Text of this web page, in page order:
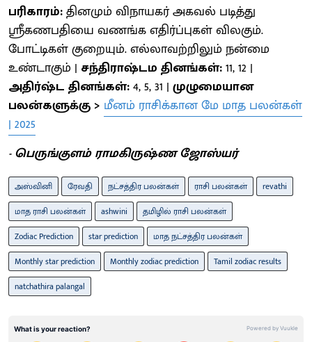
பரிகாரம்:தினமும் விநாயகர் அகவல் படித்து
ஸ்ரீகணபதியை வணங்க எதிர்ப்புகள் விலகும்.
போட்டிகள் குறையும். எல்லாவற்றிலும் நன்மை
உண்டாகும் | சந்திராஷ்டம தினங்கள்:11, 12 |
அதிர்ஷ்ட தினங்கள்:4, 5, 31 | முழுமையான
பலன்களுக்கு > மீனம் ராசிக்கான மே மாத பலன்கள்
| 2025
- பெருங்குளம் ராமகிருஷ்ண ஜோஸ்யர்
அஸ்வினி ரேவதி நட்சத்திர பலன்கள் ராசி பலன்கள்
revathi
மாத ராசி பலன்கள்
ashwini
தமிழில் ராசி பலன்கள்
Zodiac Prediction
star prediction
மாத நட்சத்திர பலன்கள்
Monthly star prediction
Monthly zodiac prediction
Tamil zodiac results
natchathira palangal